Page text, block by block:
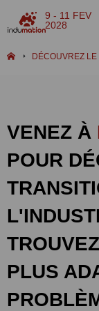
9 - 11 FEV
2028
DÉCOUVREZ LE
VENEZ À
POUR
PLUS